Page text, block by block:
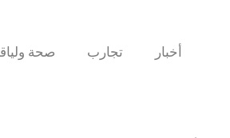
أخبار تجارب صحة